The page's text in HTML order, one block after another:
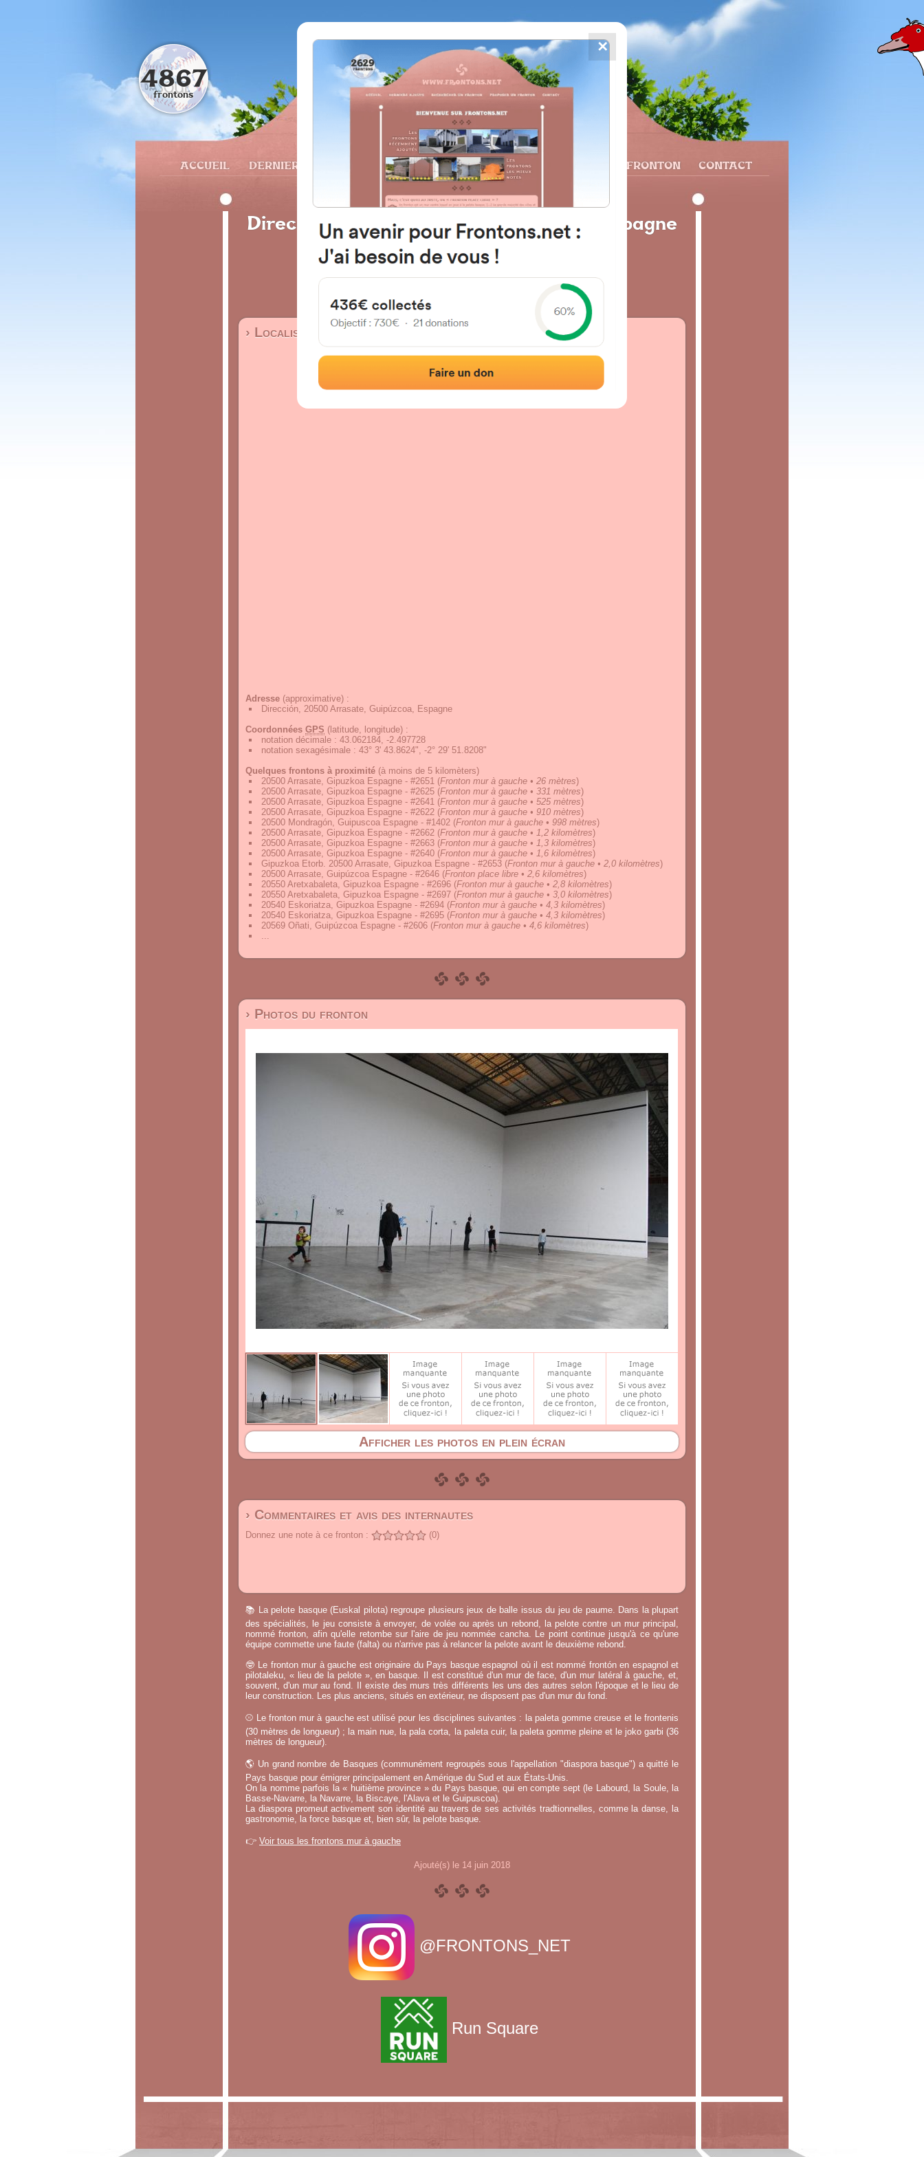
FRONTONS.NET
ACCUEIL DERNIERS AJOUTS RECHERCHER UN FRONTON PROPOSER UN FRONTON CONTACT
4867
frontons
Dirección 20500 Arrasate, Guipúzcoa Espagne
#2652
Fronton mur à gauche
Localisation|Photos
› Localisation du fronton
Adresse (approximative) :
Dirección, 20500 Arrasate, Guipúzcoa, Espagne
Coordonnées GPS (latitude, longitude) :
notation décimale : 43.062184, -2.497728
notation sexagésimale : 43° 3' 43.8624", -2° 29' 51.8208"
Quelques frontons à proximité (à moins de 5 kilomèters)
20500 Arrasate, Gipuzkoa Espagne - #2651 (Fronton mur à gauche • 26 mètres)
20500 Arrasate, Gipuzkoa Espagne - #2625 (Fronton mur à gauche • 331 mètres)
20500 Arrasate, Gipuzkoa Espagne - #2641 (Fronton mur à gauche • 525 mètres)
20500 Arrasate, Gipuzkoa Espagne - #2622 (Fronton mur à gauche • 910 mètres)
20500 Mondragón, Guipuscoa Espagne - #1402 (Fronton mur à gauche • 998 mètres)
20500 Arrasate, Gipuzkoa Espagne - #2662 (Fronton mur à gauche • 1,2 kilomètres)
20500 Arrasate, Gipuzkoa Espagne - #2663 (Fronton mur à gauche • 1,3 kilomètres)
20500 Arrasate, Gipuzkoa Espagne - #2640 (Fronton mur à gauche • 1,6 kilomètres)
Gipuzkoa Etorb. 20500 Arrasate, Gipuzkoa Espagne - #2653 (Fronton mur à gauche • 2,0 kilomètres)
20500 Arrasate, Guipúzcoa Espagne - #2646 (Fronton place libre • 2,6 kilomètres)
20550 Aretxabaleta, Gipuzkoa Espagne - #2696 (Fronton mur à gauche • 2,8 kilomètres)
20550 Aretxabaleta, Gipuzkoa Espagne - #2697 (Fronton mur à gauche • 3,0 kilomètres)
20540 Eskoriatza, Gipuzkoa Espagne - #2694 (Fronton mur à gauche • 4,3 kilomètres)
20540 Eskoriatza, Gipuzkoa Espagne - #2695 (Fronton mur à gauche • 4,3 kilomètres)
20569 Oñati, Guipúzcoa Espagne - #2606 (Fronton mur à gauche • 4,6 kilomètres)
...
› Photos du fronton
Afficher les photos en plein écran
› Commentaires et avis des internautes
Donnez une note à ce fronton : (0)
📚 La pelote basque (Euskal pilota) regroupe plusieurs jeux de balle issus du jeu de paume. Dans la plupart
des spécialités, le jeu consiste à envoyer, de volée ou après un rebond, la pelote contre un mur principal,
nommé fronton, afin qu'elle retombe sur l'aire de jeu nommée cancha. Le point continue jusqu'à ce qu'une
équipe commette une faute (falta) ou n'arrive pas à relancer la pelote avant le deuxième rebond.
🤓 Le fronton mur à gauche est originaire du Pays basque espagnol où il est nommé frontón en espagnol et
pilotaleku, « lieu de la pelote », en basque. Il est constitué d'un mur de face, d'un mur latéral à gauche, et,
souvent, d'un mur au fond. Il existe des murs très différents les uns des autres selon l'époque et le lieu de
leur construction. Les plus anciens, situés en extérieur, ne disposent pas d'un mur du fond.
⚾ Le fronton mur à gauche est utilisé pour les disciplines suivantes : la paleta gomme creuse et le frontenis
(30 mètres de longueur) ; la main nue, la pala corta, la paleta cuir, la paleta gomme pleine et le joko garbi (36
mètres de longueur).
🌎 Un grand nombre de Basques (communément regroupés sous l'appellation "diaspora basque") a quitté le
Pays basque pour émigrer principalement en Amérique du Sud et aux États-Unis.
On la nomme parfois la « huitième province » du Pays basque, qui en compte sept (le Labourd, la Soule, la
Basse-Navarre, la Navarre, la Biscaye, l'Alava et le Guipuscoa).
La diaspora promeut activement son identité au travers de ses activités tradtionnelles, comme la danse, la
gastronomie, la force basque et, bien sûr, la pelote basque.
👉 Voir tous les frontons mur à gauche
Ajouté(s) le 14 juin 2018
@FRONTONS_NET
Run Square
✕